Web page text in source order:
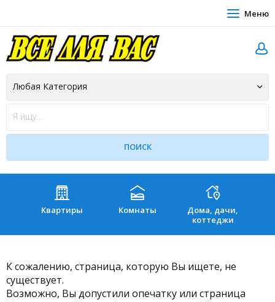
Меню
Квартиры Комнаты
Дома, дачи,
коттеджи
К сожалению, страница, которую Вы ищете, не
существует.
Возможно, Вы допустили опечатку или страница